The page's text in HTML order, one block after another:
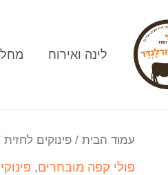
לינה ואירוח
עמוד הבית / פינוקים לחזית
פולי קפה מובחרים,